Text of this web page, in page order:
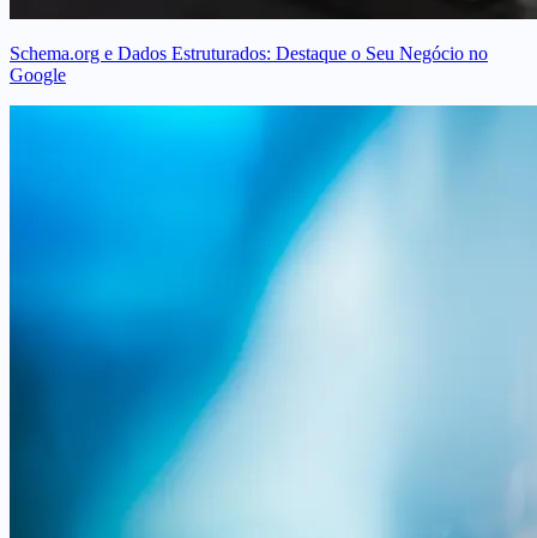
Schema.org e Dados Estruturados: Destaque o Seu Negócio no
Google